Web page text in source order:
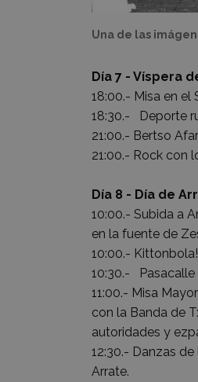
Una de las
Día 7 - Víspera
18:00.- Misa en
18:30.- Deporte
21:00.- Bertso
21:00.- Rock con
Día 8 - Día de
10:00.- Subida a
en la fuente de
10:00.- Kittonbola!
10:30.- Pasacalle
11:00.- Misa
con la Banda de
autoridades y
12:30.- Danzas
Arrate.